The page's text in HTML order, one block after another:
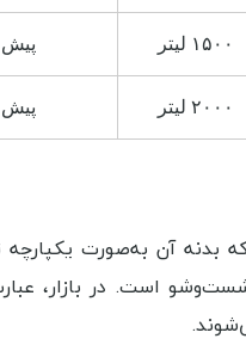
۱۵۰۰ لیتر پیش
۲۰۰۰ لیتر پیش
بدنه آن به‌صورت
است. در بازار،